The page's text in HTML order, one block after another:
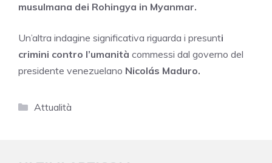
musulmana dei Rohingya in Myanmar.
Un’altra indagine significativa riguarda i presunti
crimini contro l’umanità commessi dal governo del
presidente venezuelano Nicolás Maduro.
Categorie
Attualità